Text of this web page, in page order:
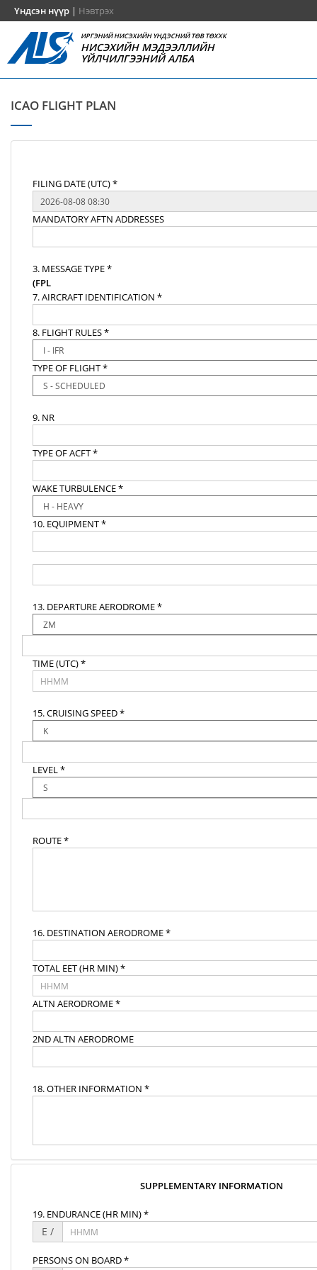
Үндсэн нүүр | Нэвтрэх
ИРГЭНИЙ НИСЭХИЙН ҮНДЭСНИЙ ТӨВ ТӨХХК
НИСЭХИЙН МЭДЭЭЛЛИЙН
ҮЙЛЧИЛГЭЭНИЙ АЛБА
ICAO FLIGHT PLAN
FILING DATE (UTC) *
MANDATORY AFTN ADDRESSES
3. MESSAGE TYPE *
(FPL
7. AIRCRAFT IDENTIFICATION *
8. FLIGHT RULES *
TYPE OF FLIGHT *
9. NR
TYPE OF ACFT *
WAKE TURBULENCE *
10. EQUIPMENT *
13. DEPARTURE AERODROME *
TIME (UTC) *
15. CRUISING SPEED *
LEVEL *
ROUTE *
16. DESTINATION AERODROME *
TOTAL EET (HR MIN) *
ALTN AERODROME *
2ND ALTN AERODROME
18. OTHER INFORMATION *
SUPPLEMENTARY INFORMATION
19. ENDURANCE (HR MIN) *
E /
PERSONS ON BOARD *